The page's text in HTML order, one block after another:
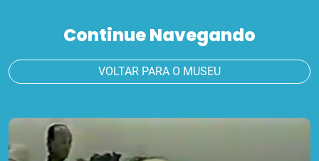
Continue Navegando
VOLTAR PARA O MUSEU